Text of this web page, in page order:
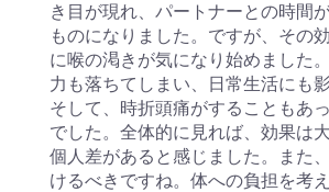
き目が現れ、パートナーとの時間
ものになりました。ですが、その
に喉の渇きが気になり始めました
力も落ちてしまい、日常生活にも
そして、時折頭痛がすることもあ
でした。全体的に見れば、効果は
個人差があると感じました。また
けるべきですね。体への負担を考